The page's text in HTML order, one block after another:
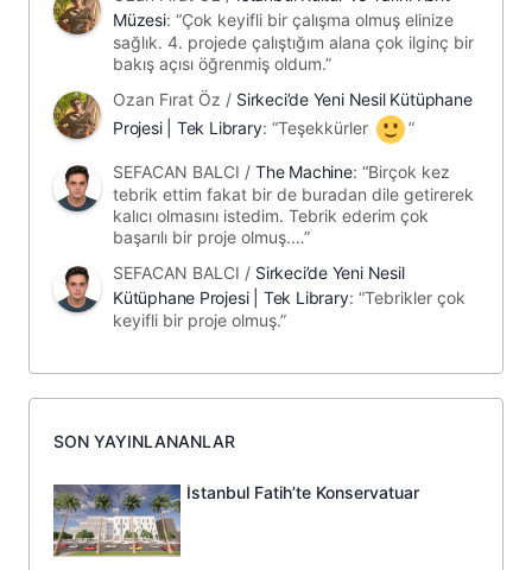
Müzesi: “Çok keyifli bir çalışma olmuş elinize
sağlık. 4. projede çalıştığım alana çok ilginç bir
bakış açısı öğrenmiş oldum.”
Ozan Fırat Öz / Sirkeci’de Yeni Nesil Kütüphane
Projesi | Tek Library: “Teşekkürler ”
SEFACAN BALCI / The Machine: “Birçok kez
tebrik ettim fakat bir de buradan dile getirerek
kalıcı olmasını istedim. Tebrik ederim çok
başarılı bir proje olmuş.…”
SEFACAN BALCI / Sirkeci’de Yeni Nesil
Kütüphane Projesi | Tek Library: “Tebrikler çok
keyifli bir proje olmuş.”
SON YAYINLANANLAR
İstanbul Fatih’te Konservatuar